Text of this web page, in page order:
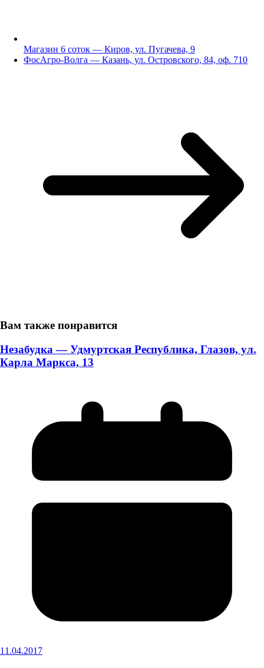
Магазин 6 соток — Киров, ул. Пугачева, 9
ФосАгро-Волга — Казань, ул. Островского, 84, оф. 710
Вам также понравится
Незабудка — Удмуртская Республика, Глазов, ул.
Карла Маркса, 13
11.04.2017